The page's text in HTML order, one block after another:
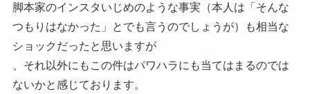
脚本家のインスタいじめのような事実（本人は「そんな
つもりはなかった」とでも言うのでしょうが）も相当な
ショックだったと思いますが
、それ以外にもこの件はパワハラにも当てはまるのでは
ないかと感じております。